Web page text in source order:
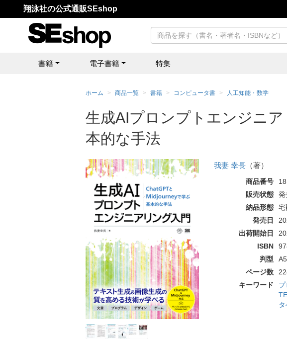
翔泳社の公式通販SEshop
書籍 電子書籍 特集
ホーム 商品一覧 書籍 コンピュータ書 人工知能・数学
生成AIプロンプトエンジニ
本的な手法
我妻 幸長（著）
商品番号
販売状態
発
納品形態
宅
発売日
出荷開始日
ISBN
判型
A5
ページ数
キーワード